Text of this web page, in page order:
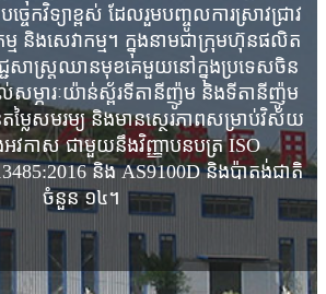
េកវិទ្យាខ្ពស់ ដែលរួមបញ្ចូលការស្រាវជ្រាវ
និងសេវាកម្ម។ ក្នុងនាមជាក្រុមហ៊ុនផលិត
ជ្ជសាស្ត្រឈានមុខគេមួយនៅក្នុងប្រទេសចិន
ល់សម្ភារៈយ៉ាន់ស្ព័រទីតានីញ៉ូម និងទីតានីញ៉ូម
ម្លៃសមរម្យ និងមានស្ថេរភាពសម្រាប់វិស័យ
ងអវកាស ជាមួយនឹងវិញ្ញាបនបត្រ ISO
និង AS9100D និងប៉ាតង់ជាតិ
ចំនួន ១៤។